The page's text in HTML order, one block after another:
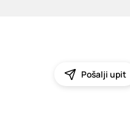
Pošalji upit